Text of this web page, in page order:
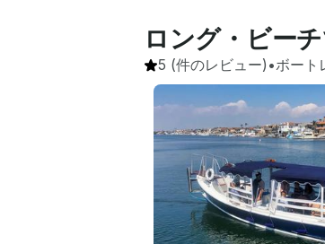
ロング・ビー
5 (件のレビュー) •ボート